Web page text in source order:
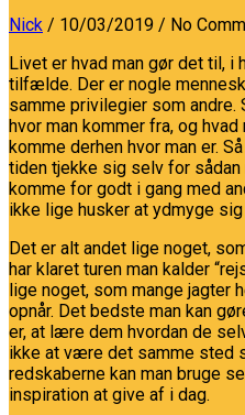
Nick / 10/03/2019 / No
Livet er hvad man gør det til, i
tilfælde. Der er nogle
samme privilegier som
hvor man kommer fra, og
komme derhen hvor man er.
tiden tjekke sig selv for sådan
komme for godt i gang med
ikke lige husker at ydmyge sig
Det er alt andet lige noget,
har klaret turen man kalder
lige noget, som mange jagter
opnår. Det bedste man kan
er, at lære dem hvordan de
ikke at være det samme sted
redskaberne kan man bruge
inspiration at give af i dag.